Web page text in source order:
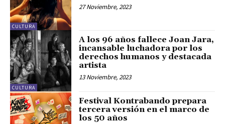
CULTURA
27 Noviembre, 2023
CULTURA
A los 96 años fallece Joan Jara,
incansable luchadora por los
derechos humanos y destacada
artista
13 Noviembre, 2023
Festival Kontrabando prepara
tercera versión en el marco de
los 50 años